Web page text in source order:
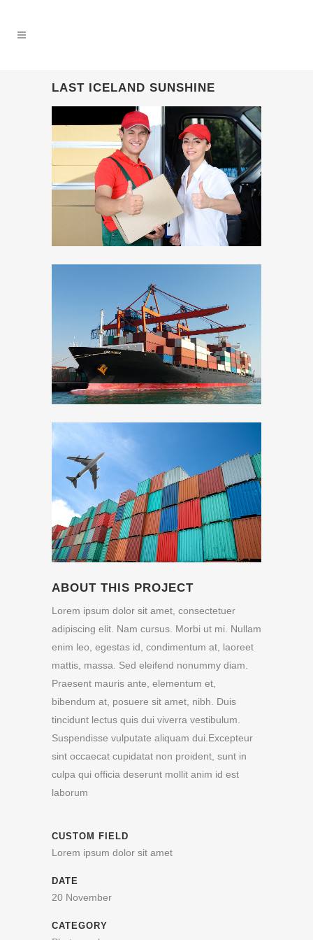
LAST ICELAND SUNSHINE
ABOUT THIS PROJECT
Lorem ipsum dolor sit amet, consectetuer
adipiscing elit. Nam cursus. Morbi ut mi. Nullam
enim leo, egestas id, condimentum at, laoreet
mattis, massa. Sed eleifend nonummy diam.
Praesent mauris ante, elementum et,
bibendum at, posuere sit amet, nibh. Duis
tincidunt lectus quis dui viverra vestibulum.
Suspendisse vulputate aliquam dui.Excepteur
sint occaecat cupidatat non proident, sunt in
culpa qui officia deserunt mollit anim id est
laborum
CUSTOM FIELD
Lorem ipsum dolor sit amet
DATE
20 November
CATEGORY